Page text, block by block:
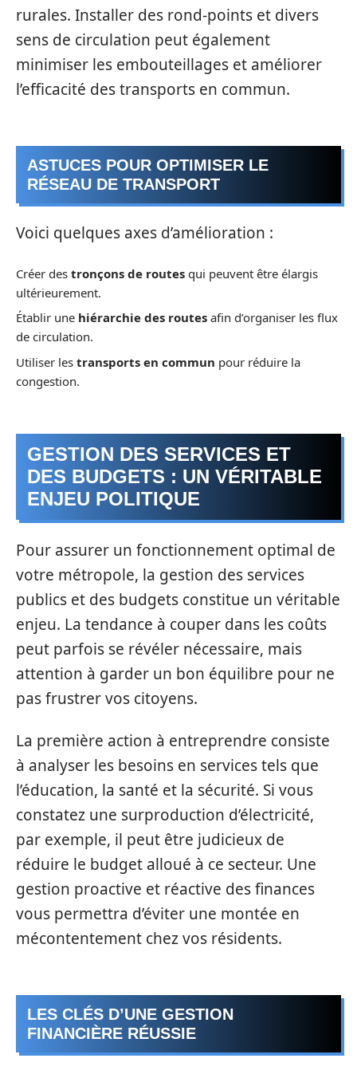
rurales. Installer des rond-points et divers
sens de circulation peut également
minimiser les embouteillages et améliorer
l’efficacité des transports en commun.
ASTUCES POUR OPTIMISER LE
RÉSEAU DE TRANSPORT
Voici quelques axes d’amélioration :
Créer des tronçons de routes qui peuvent être élargis
ultérieurement.
Établir une hiérarchie des routes afin d’organiser les flux
de circulation.
Utiliser les transports en commun pour réduire la
congestion.
GESTION DES SERVICES ET
DES BUDGETS : UN VÉRITABLE
ENJEU POLITIQUE
Pour assurer un fonctionnement optimal de
votre métropole, la gestion des services
publics et des budgets constitue un véritable
enjeu. La tendance à couper dans les coûts
peut parfois se révéler nécessaire, mais
attention à garder un bon équilibre pour ne
pas frustrer vos citoyens.
La première action à entreprendre consiste
à analyser les besoins en services tels que
l’éducation, la santé et la sécurité. Si vous
constatez une surproduction d’électricité,
par exemple, il peut être judicieux de
réduire le budget alloué à ce secteur. Une
gestion proactive et réactive des finances
vous permettra d’éviter une montée en
mécontentement chez vos résidents.
LES CLÉS D’UNE GESTION
FINANCIÈRE RÉUSSIE